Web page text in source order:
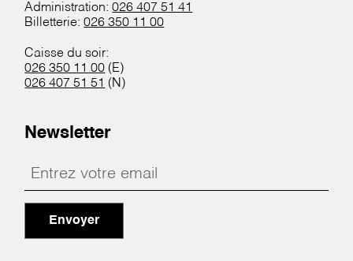
Administration:026 407 51 41
Billetterie:026 350 11 00
Caisse du soir:
026 350 11 00 (E)
026 407 51 51 (N)
Newsletter
Envoyer